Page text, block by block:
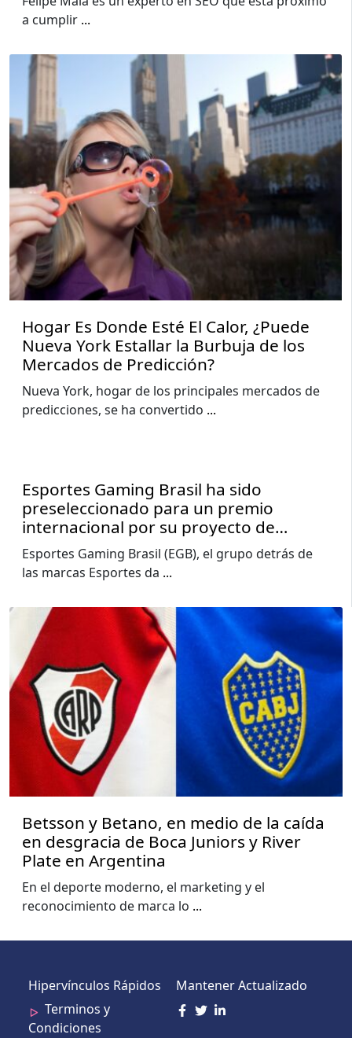
a cumplir ...
Hogar Es Donde Esté El Calor, ¿Puede
Nueva York Estallar la Burbuja de los
Mercados de Predicción?
Nueva York, hogar de los principales mercados de
predicciones, se ha convertido ...
Esportes Gaming Brasil ha sido
preseleccionado para un premio
internacional por su proyecto de
impacto social en el carnaval.
Esportes Gaming Brasil (EGB), el grupo detrás de
las marcas Esportes da ...
Betsson y Betano, en medio de la caída
en desgracia de Boca Juniors y River
Plate en Argentina
En el deporte moderno, el marketing y el
reconocimiento de marca lo ...
Hipervínculos Rápidos
Terminos y
Condiciones
Mantener Actualizado